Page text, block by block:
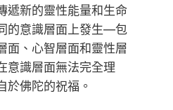
遞新的靈性能量和生命
的意識層面上發生—包
面、心智層面和靈性層
意識層面無法完全理
於佛陀的祝福。